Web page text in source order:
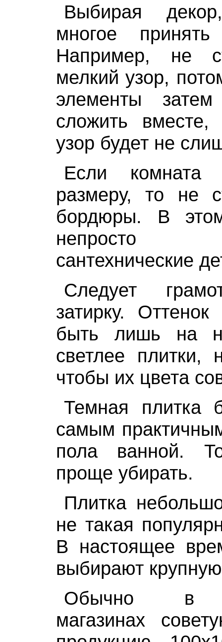
Выбирая
многое
Например, не
мелкий узор,
элементы
сложить вместе,
узор будет не
Если комната
размеру, то не
бордюры. В
непросто
сантехнические
Следует
затирку.
быть лишь на
светлее плитки,
чтобы их цвета
Темная плитка
самым
пола ванной.
проще убирать.
Плитка
не такая
В настоящее
выбирают
Обычно в
магазинах